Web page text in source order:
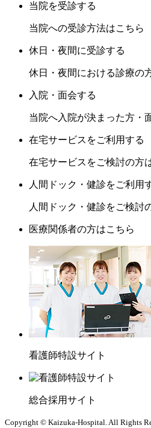
当院を受診する
当院への受診方法はこちら
休日・夜間に受診する
休日・夜間における診療の
入院・面会する
当院へ入院が決まった方・
在宅サービスをご利用する
在宅サービスをご検討の方
人間ドック・健診をご利用
人間ドック・健診をご検討
医療関係者の方はこちら
看護師特設サイト
総合採用サイト
Copyright © Kaizuka-Hospital. All Rights